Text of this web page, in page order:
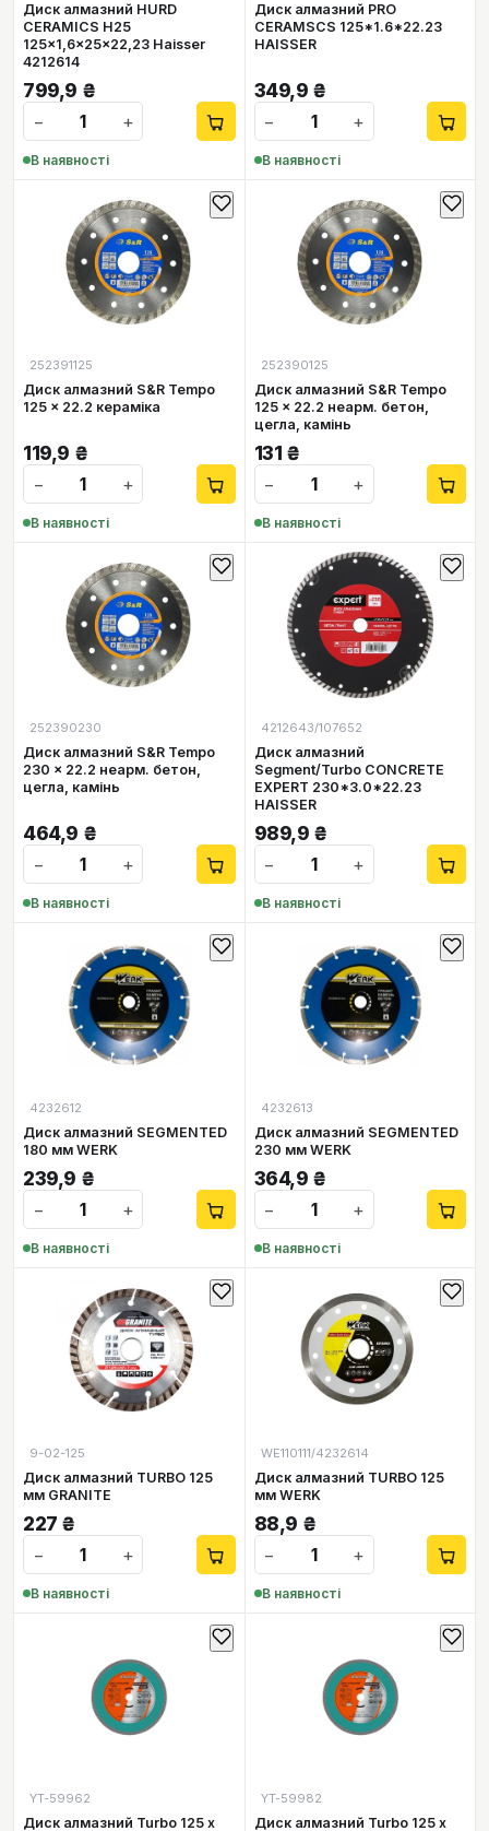
Диск алмазний HURD
CERAMICS H25
125x1,6x25x22,23 Haisser
4212614
799,9 ₴
−
+
В наявності
Диск алмазний PRO
CERAMSCS 125*1.6*22.23
HAISSER
349,9 ₴
−
+
В наявності
252391125
Диск алмазний S&R Tempo
125 x 22.2 кераміка
119,9 ₴
−
+
В наявності
252390125
Диск алмазний S&R Tempo
125 x 22.2 неарм. бетон,
цегла, камiнь
131 ₴
−
+
В наявності
252390230
Диск алмазний S&R Tempo
230 x 22.2 неарм. бетон,
цегла, камiнь
464,9 ₴
−
+
В наявності
4212643/107652
Диск алмазний
Segment/Turbo CONCRETE
EXPERT 230*3.0*22.23
HAISSER
989,9 ₴
−
+
В наявності
4232612
Диск алмазний SEGMENTED
180 мм WERK
239,9 ₴
−
+
В наявності
4232613
Диск алмазний SEGMENTED
230 мм WERK
364,9 ₴
−
+
В наявності
9-02-125
Диск алмазний TURBO 125
мм GRANITE
227 ₴
−
+
В наявності
WE110111/4232614
Диск алмазний TURBO 125
мм WERK
88,9 ₴
−
+
В наявності
YT-59962
Диск алмазний Turbo 125 х
YT-59982
Диск алмазний Turbo 125 х